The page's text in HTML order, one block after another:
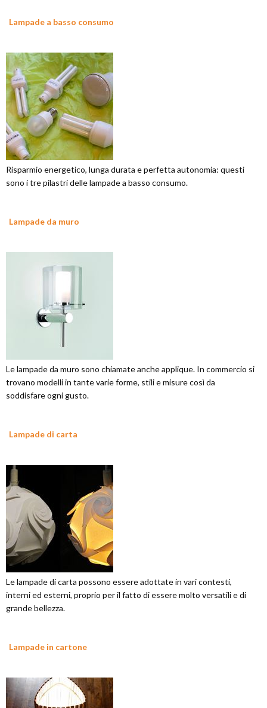
Lampade a basso consumo
Risparmio energetico, lunga durata e perfetta autonomia: questi
sono i tre pilastri delle lampade a basso consumo.
Lampade da muro
Le lampade da muro sono chiamate anche applique. In commercio si
trovano modelli in tante varie forme, stili e misure così da
soddisfare ogni gusto.
Lampade di carta
Le lampade di carta possono essere adottate in vari contesti,
interni ed esterni, proprio per il fatto di essere molto versatili e di
grande bellezza.
Lampade in cartone